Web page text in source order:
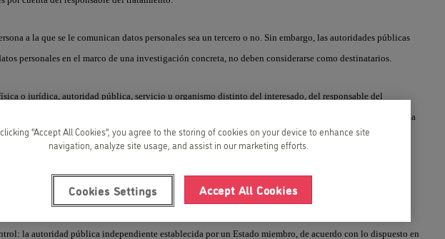
a la que se le comunican datos personales sea un tercero o no. Sin embargo, las autoridades públicas
personales en el marco de una investigación concreta, no deben considerarse como destinatarios.
o jurídica, autoridad pública, servicio u organismo distinto del interesado, del responsable del
del tratamiento y de las personas autorizadas para tratar los datos personales bajo la autoridad directa
encargado.
interesado: cualquier manifestación de voluntad libre, específica, informada e inequívoca por la que el
declaración o acción afirmativa clara, el tratamiento de datos personales que le afectan.
: la autoridad pública independiente establecida por un Estado miembro, de acuerdo con lo dispuesto en
“Accept All Cookies”, you agree to the storing of cookies on your device to enhance site
navigation, analyze site usage, and assist in our marketing efforts.
Accept All Cookies
Cookies Settings